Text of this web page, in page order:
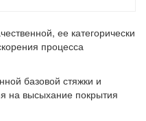
ее категорически
процесса
базовой стяжки и
на высыхание покрытия